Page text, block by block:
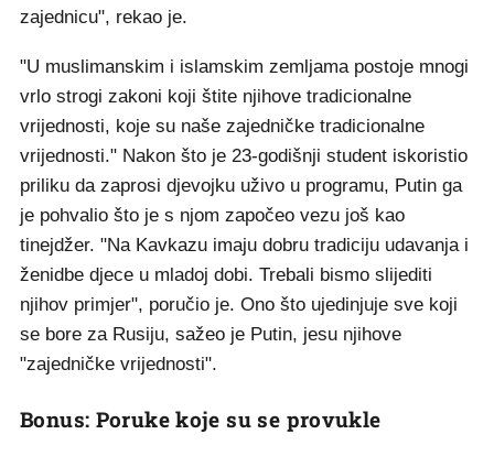
zajednicu", rekao je.
"U muslimanskim i islamskim zemljama postoje mnogi
vrlo strogi zakoni koji štite njihove tradicionalne
vrijednosti, koje su naše zajedničke tradicionalne
vrijednosti." Nakon što je 23-godišnji student iskoristio
priliku da zaprosi djevojku uživo u programu, Putin ga
je pohvalio što je s njom započeo vezu još kao
tinejdžer. "Na Kavkazu imaju dobru tradiciju udavanja i
ženidbe djece u mladoj dobi. Trebali bismo slijediti
njihov primjer", poručio je. Ono što ujedinjuje sve koji
se bore za Rusiju, sažeo je Putin, jesu njihove
"zajedničke vrijednosti".
Bonus: Poruke koje su se provukle